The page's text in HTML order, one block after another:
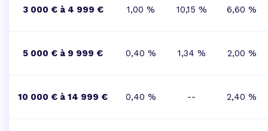
3 000 € à 4 999 € 1,00 % 10,15 % 6,60 %
5 000 € à 9 999 € 0,40 % 1,34 % 2,00 %
10 000 € à 14 999 € 0,40 % -- 2,40 %